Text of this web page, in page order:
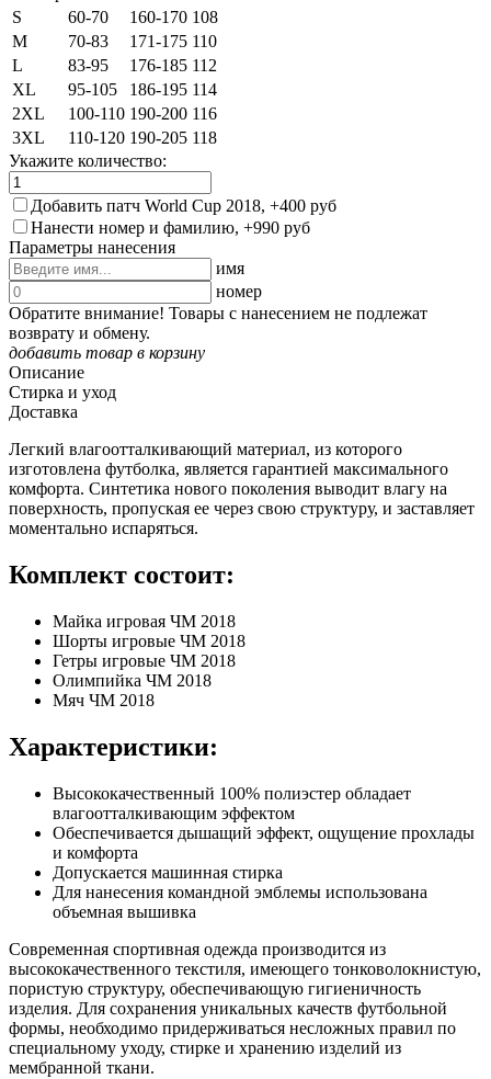
S
60-70 160-170 108
M
70-83 171-175 110
L
83-95 176-185 112
XL
95-105 186-195 114
2XL
100-110 190-200 116
3XL
110-120 190-205 118
Укажите количество:
Добавить патч World Cup 2018, +400 руб
Нанести номер и фамилию, +990 руб
Параметры нанесения
имя
номер
Обратите внимание! Товары с нанесением не подлежат
возврату и обмену.
добавить товар в корзину
Описание
Стирка и уход
Доставка
Легкий влагоотталкивающий материал, из которого
изготовлена футболка, является гарантией максимального
комфорта. Синтетика нового поколения выводит влагу на
поверхность, пропуская ее через свою структуру, и заставляет
моментально испаряться.
Комплект состоит:
Майка игровая ЧМ 2018
Шорты игровые ЧМ 2018
Гетры игровые ЧМ 2018
Олимпийка ЧМ 2018
Мяч ЧМ 2018
Характеристики:
Высококачественный 100% полиэстер обладает
влагоотталкивающим эффектом
Обеспечивается дышащий эффект, ощущение прохлады
и комфорта
Допускается машинная стирка
Для нанесения командной эмблемы использована
объемная вышивка
Современная спортивная одежда производится из
высококачественного текстиля, имеющего тонковолокнистую,
пористую структуру, обеспечивающую гигиеничность
изделия. Для сохранения уникальных качеств футбольной
формы, необходимо придерживаться несложных правил по
специальному уходу, стирке и хранению изделий из
мембранной ткани.